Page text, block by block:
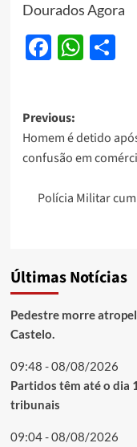
Dourados Agora
Post
navigation
Previous:
Homem é detido
confusão em
Polícia Militar
Últimas Notícias
Pedestre morre
Castelo.
09:48 - 08/08/2026
Partidos têm até o dia
tribunais
09:04 - 08/08/2026